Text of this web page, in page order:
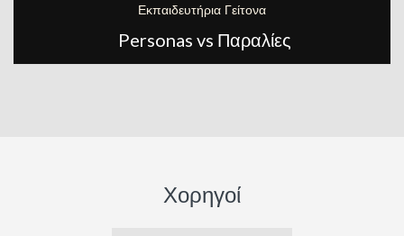
Εκπαιδευτήρια Γείτονα
Personas vs Παραλίες
Χορηγοί